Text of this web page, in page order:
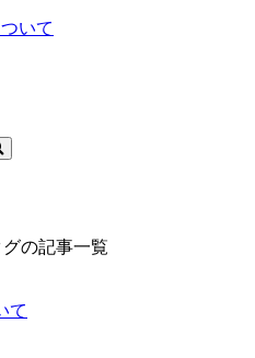
いて
グの記事一覧
て